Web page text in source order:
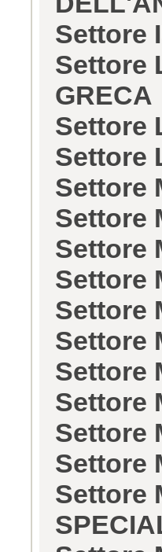
Settore
Settore
GRECA
Settore
Settore
Settore
Settore
Settore
Settore
Settore
Settore
Settore
Settore
Settore
Settore
Settore